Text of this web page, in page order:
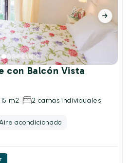
con Balcón Vista
15 m2 2 camas individuales
acondicionado